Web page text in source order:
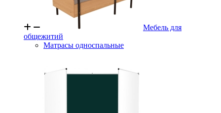
Мебель для
общежитий
Матрасы односпальные